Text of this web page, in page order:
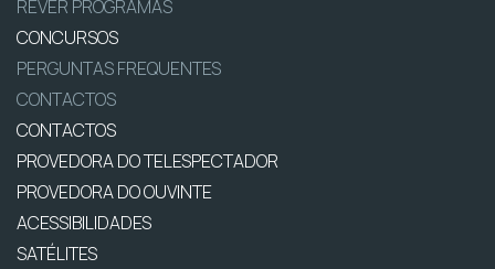
REVER PROGRAMAS
CONCURSOS
PERGUNTAS FREQUENTES
CONTACTOS
CONTACTOS
PROVEDORA DO TELESPECTADOR
PROVEDORA DO OUVINTE
ACESSIBILIDADES
SATÉLITES